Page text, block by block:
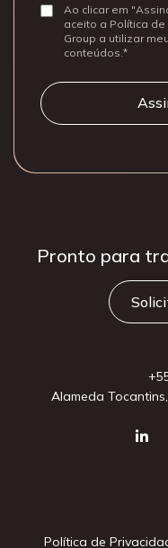
ConsentirAo clicar em
aceito a Política
Group a utilizar
conteúdos.
Pronto para
Alameda
Política de